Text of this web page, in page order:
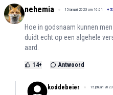
nehemia 15 januari 2023 om 16:01 +
Hoe in godsnaam kunnen
duidt echt op een algehele
aard.
14+ Antwoord
koddebeier 15 januari